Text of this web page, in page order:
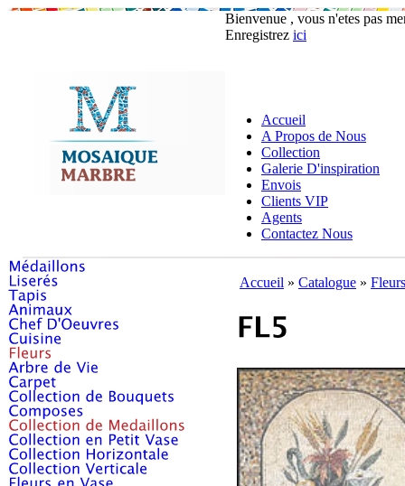
Bienvenue , vous n'etes pas
Enregistrez ici
Accueil
A Propos de Nous
Collection
Galerie D'inspiration
Envois
Clients VIP
Agents
Contactez Nous
Accueil » Catalogue » Fleurs